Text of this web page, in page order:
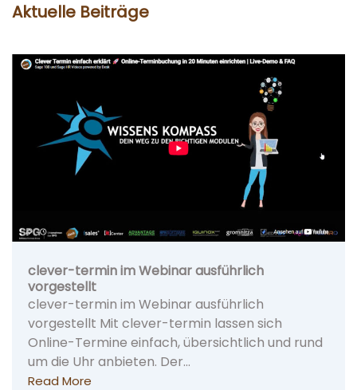
Aktuelle Beiträge
clever-termin im Webinar ausführlich
vorgestellt
clever-termin im Webinar ausführlich
vorgestellt Mit clever-termin lassen sich
Online-Termine einfach, übersichtlich und rund
um die Uhr anbieten. Der…
Read More